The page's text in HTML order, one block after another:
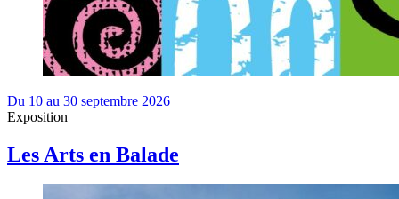
Du 10 au 30 septembre 2026
Exposition
Les Arts en Balade